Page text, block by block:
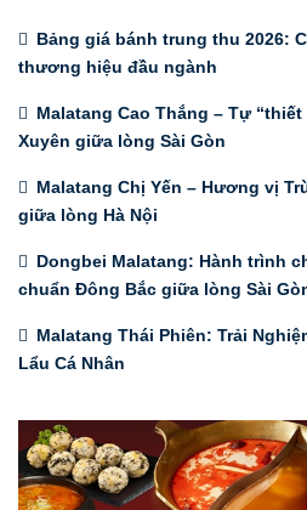
Bảng giá bánh trung thu 2026:
thương hiệu đầu ngành
Malatang Cao Thắng – Tự
Xuyên giữa lòng Sài Gòn
Malatang Chị Yến – Hương vị
giữa lòng Hà Nội
Dongbei Malatang: Hành trình
chuẩn Đông Bắc giữa lòng Sài
Malatang Thái Phiên: Trải
Lẩu Cá Nhân